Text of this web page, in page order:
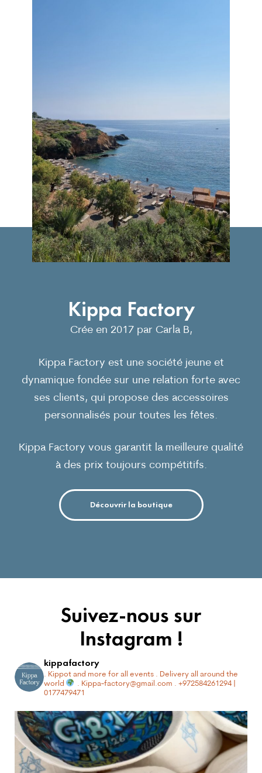
Kippa Factory
Crée en 2017 par Carla B,
Kippa Factory est une société jeune et
dynamique fondée sur une relation forte avec
ses clients, qui propose des accessoires
personnalisés pour toutes les fêtes.
Kippa Factory vous garantit la meilleure qualité
à des prix toujours compétitifs.
Découvrir la boutique
Suivez-nous sur
Instagram !
kippafactory
. Kippot and more for all events
. Delivery all around the
world
. Kippa-factory@gmail.com . +972584261294 |
0177479471